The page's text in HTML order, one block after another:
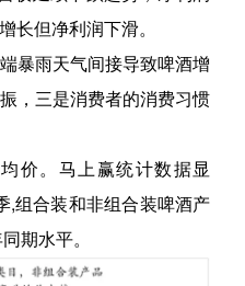
长但净利润下滑。
暴雨天气间接导致啤酒增
，三是消费者的消费习惯
价。马上赢统计数据显
,组合装和非组合装啤酒产
期水平。